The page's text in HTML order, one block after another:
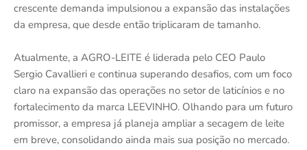
crescente demanda impulsionou a expansão das instalações
da empresa, que desde então triplicaram de tamanho.
Atualmente, a AGRO-LEITE é liderada pelo CEO Paulo
Sergio Cavallieri e continua superando desafios, com um foco
claro na expansão das operações no setor de laticínios e no
fortalecimento da marca LEEVINHO. Olhando para um futuro
promissor, a empresa já planeja ampliar a secagem de leite
em breve, consolidando ainda mais sua posição no mercado.